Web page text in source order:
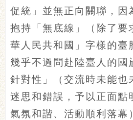
促統」並無正向關聯，因
抱持「無底線」（除了要
華人民共和國」字樣的臺
幾乎不過問赴陸臺人的國
針對性」（交流時未能也
迷思和錯誤，予以正面點
氣氛和諧、活動順利落幕